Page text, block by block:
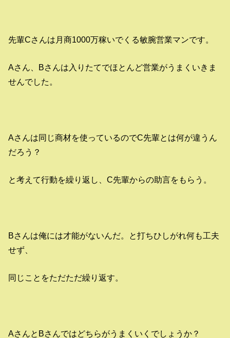
先輩Cさんは月商1000万稼いでくる敏腕営業マンです。
Aさん、Bさんは入りたてでほとんど営業がうまくいきま
せんでした。
Aさんは同じ商材を使っているのでC先輩とは何が違うん
だろう？
と考えて行動を繰り返し、C先輩からの助言をもらう。
Bさんは俺には才能がないんだ。と打ちひしがれ何も工夫
せず、
同じことをただただ繰り返す。
AさんとBさんではどちらがうまくいくでしょうか？